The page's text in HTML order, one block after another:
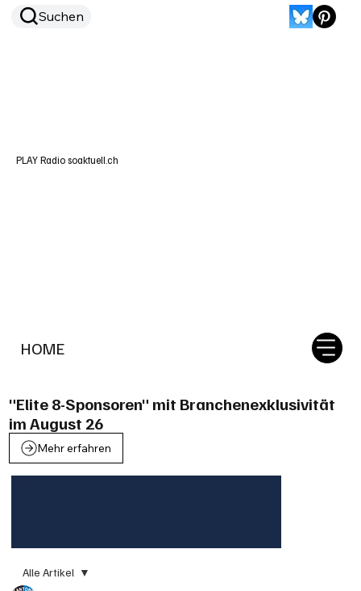
HOME
Suchen
PLAY Radio soaktuell.ch
"Elite 8-Sponsoren" mit Branchenexklusivität
im August 26
Mehr erfahren
Alle Artikel